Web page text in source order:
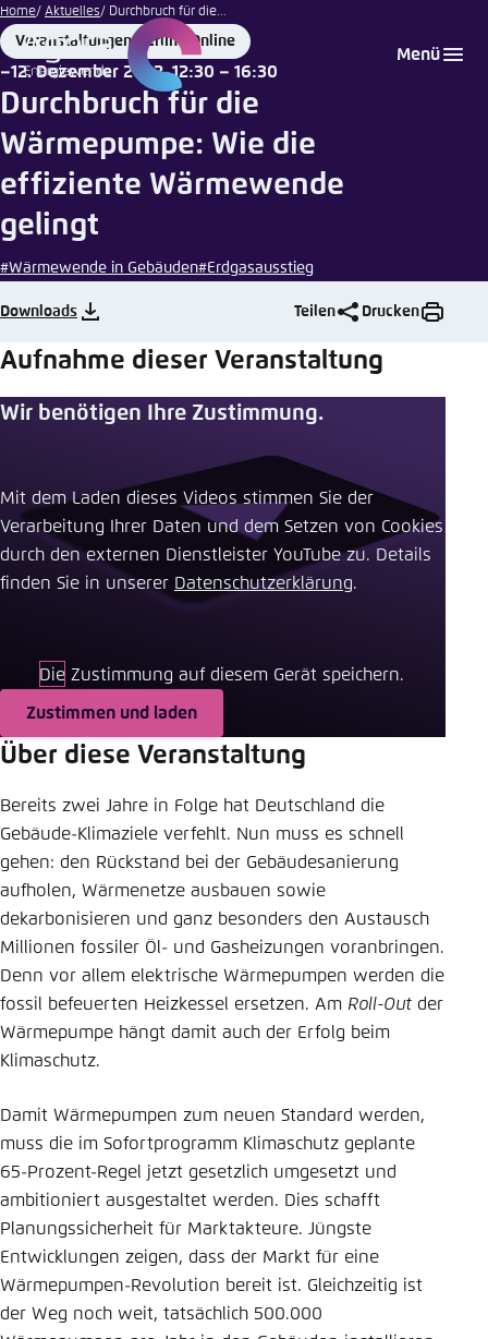
Zum
Hauptinhalt
gehen
Menü
Home Aktuelles Durchbruch für die...
Place
Veranstaltungen Berlin | Online
Date
12. Dezember 2022, 12:30 – 16:30
Durchbruch für die
Wärmepumpe: Wie die
effiziente Wärmewende
gelingt
#Wärmewende in Gebäuden#Erdgasausstieg
Jakob
Tillmann
Downloads Teilen Drucken
Aufnahme dieser Veranstaltung
Wir benötigen Ihre Zustimmung.
Mit dem Laden dieses Videos stimmen Sie der
Verarbeitung Ihrer Daten und dem Setzen von Cookies
durch den externen Dienstleister YouTube zu. Details
finden Sie in unserer ​ Datenschutzerklärung.
Die Zustimmung auf diesem Gerät speichern.
Zustimmen und laden
Über diese Veranstaltung
Bereits zwei Jahre in Folge hat Deutschland die
Gebäude-Klimaziele verfehlt. Nun muss es schnell
gehen: den Rückstand bei der Gebäudesanierung
aufholen, Wärmenetze ausbauen sowie
dekarbonisieren und ganz besonders den Austausch
Millionen fossiler Öl- und Gasheizungen voranbringen.
Denn vor allem elektrische Wärmepumpen werden die
fossil befeuerten Heizkessel ersetzen. Am Roll-Out der
Wärmepumpe hängt damit auch der Erfolg beim
Klimaschutz.
Damit Wärmepumpen zum neuen Standard werden,
muss die im Sofortprogramm Klimaschutz geplante
65-Prozent-Regel jetzt gesetzlich umgesetzt und
ambitioniert ausgestaltet werden. Dies schafft
Planungssicherheit für Marktakteure. Jüngste
Entwicklungen zeigen, dass der Markt für eine
Wärmepumpen-Revolution bereit ist. Gleichzeitig ist
der Weg noch weit, tatsächlich 500.000
Login
Melden Sie sich an um ..., ... und ... zu verwalten.
Passwort* Passwort vergessen?
Noch kein Benutzerkonto?
Abbrechen
Sprache auswählen
Englisch
Deutsch
Agora Think Tanks
Erscheinungsbild der Webseite
Diese Webseite passt ihr Farbschema basierend
auf Ihren Einstellungen an. Wählen Sie aus,
welches Farbschema Sie für diese Webseite
Close
Hell
Automatisch
Einstellung für diese Webseite im Browser
speichern
Übernehmen